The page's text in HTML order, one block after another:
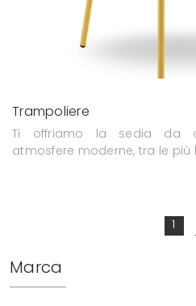
Trampoliere
Ti offriamo la sedia da
atmosfere moderne, tra le più
1
Marca